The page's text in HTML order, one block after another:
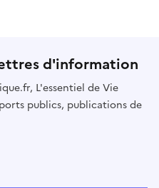
d'information
L'essentiel de Vie
publics, publications de